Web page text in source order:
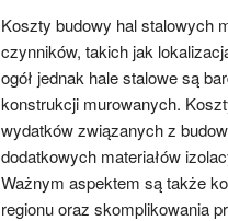
Koszty budowy hal stalowych
czynników, takich jak
ogół jednak hale stalowe są
konstrukcji murowanych.
wydatków związanych z
dodatkowych materiałów
Ważnym aspektem są także
regionu oraz skomplikowania